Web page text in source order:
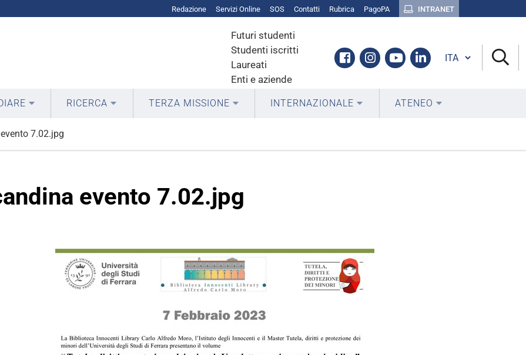
Redazione Servizi Online SOS Contatti Rubrica PagoPA INTRANET
Futuri studenti
Studenti iscritti
Laureati
Enti e aziende
Facebook
Instagram
YoutubeLinkedin
Cambia lingua
RICERCA TERZA MISSIONE INTERNAZIONALE ATENEO
7.02.jpg
evento 7.02.jpg